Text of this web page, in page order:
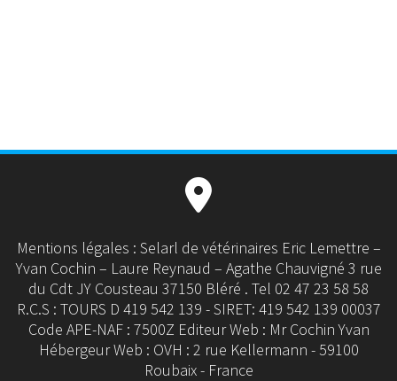
Mentions légales : Selarl de vétérinaires Eric Lemettre –
Yvan Cochin – Laure Reynaud – Agathe Chauvigné 3 rue
du Cdt JY Cousteau 37150 Bléré . Tel 02 47 23 58 58
R.C.S : TOURS D 419 542 139 - SIRET: 419 542 139 00037
Code APE-NAF : 7500Z Editeur Web : Mr Cochin Yvan
Hébergeur Web : OVH : 2 rue Kellermann - 59100
Roubaix - France